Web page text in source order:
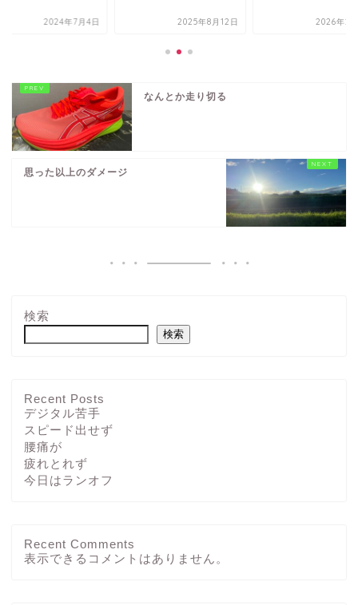
2024年7月4日 2025年8月12日 2026年2
なんとか走り切る
思った以上のダメージ
検索
検索
Recent Posts
デジタル苦手
スピード出せず
腰痛が
疲れとれず
今日はランオフ
Recent Comments
表示できるコメントはありません。